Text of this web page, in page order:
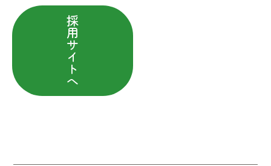
採
用
サ
イ
ト
へ